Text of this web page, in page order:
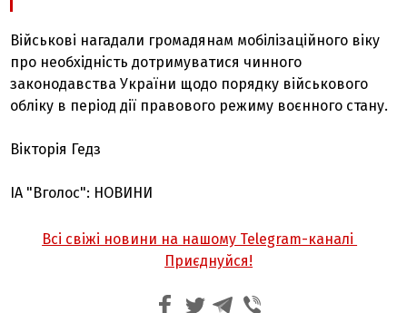
Військові нагадали громадянам мобілізаційного віку
про необхідність дотримуватися чинного
законодавства України щодо порядку військового
обліку в період дії правового режиму воєнного стану.
Вікторія Гедз
ІА "Вголос": НОВИНИ
Всі свіжі новини на нашому Telegram-каналі
Приєднуйся!